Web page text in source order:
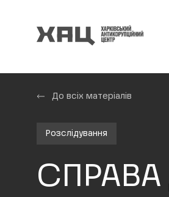
До всіх матеріалів
Розслідування